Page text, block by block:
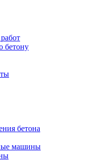
бетону
бетона
машины